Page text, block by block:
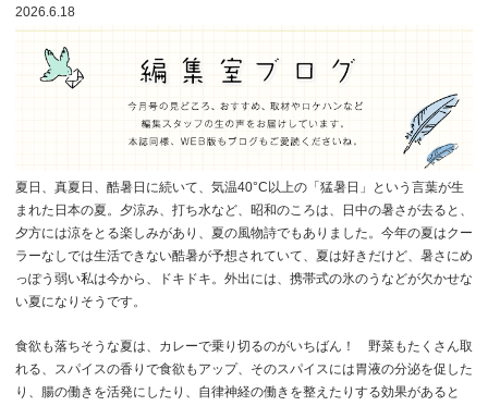
2026.6.18
夏日、真夏日、酷暑日に続いて、気温40°C 以上の「猛暑日」という言葉が生
まれた日本の夏。夕涼み、打ち水など、昭和のころは、日中の暑さが去ると、
夕方には涼をとる楽しみがあり、夏の風物詩でもありました。今年の夏はクー
ラーなしでは生活できない酷暑が予想されていて、夏は好きだけど、暑さにめ
っぽう弱い私は今から、ドキドキ。外出には、携帯式の氷のうなどが欠かせな
い夏になりそうです。
食欲も落ちそうな夏は、カレーで乗り切るのがいちばん！ 野菜もたくさん取
れる、スパイスの香りで食欲もアップ、そのスパイスには胃液の分泌を促した
り、腸の働きを活発にしたり、自律神経の働きを整えたりする効果があると